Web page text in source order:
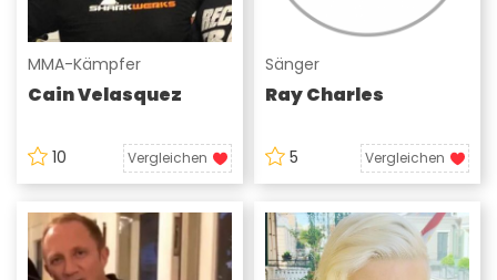
MMA-Kämpfer
Cain Velasquez
10 Vergleichen
Sänger
Ray Charles
5 Vergleichen